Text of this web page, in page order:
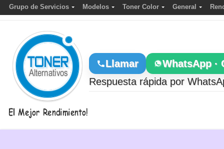
Grupo de Servicios Modelos Toner Color General
Llamar
WhatsApp ·
Respuesta rápida por